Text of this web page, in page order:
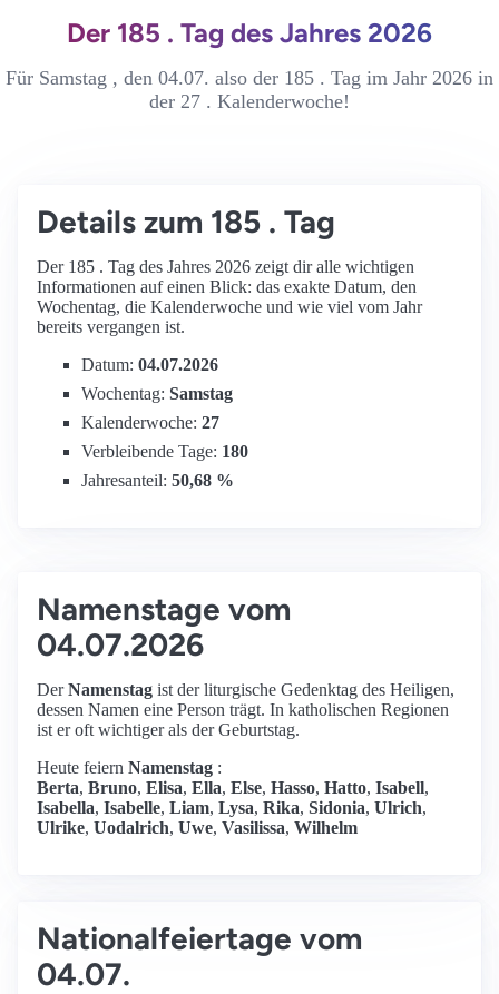
Der 185 . Tag des Jahres 2026
Für Samstag , den 04.07. also der 185 . Tag im Jahr 2026 in
der 27 . Kalenderwoche!
Details zum 185 . Tag
Der 185 . Tag des Jahres 2026 zeigt dir alle wichtigen
Informationen auf einen Blick: das exakte Datum, den
Wochentag, die Kalenderwoche und wie viel vom Jahr
bereits vergangen ist.
Datum: 04.07.2026
Wochentag: Samstag
Kalenderwoche: 27
Verbleibende Tage: 180
Jahresanteil: 50,68 %
Namenstage vom
04.07.2026
DerNamenstag ist der liturgische Gedenktag des Heiligen,
dessen Namen eine Person trägt. In katholischen Regionen
ist er oft wichtiger als der Geburtstag.
Heute feiern Namenstag :
Berta, Bruno, Elisa, Ella, Else, Hasso, Hatto, Isabell,
Isabella, Isabelle, Liam, Lysa, Rika, Sidonia, Ulrich,
Ulrike, Uodalrich, Uwe, Vasilissa, Wilhelm
Nationalfeiertage vom
04.07.